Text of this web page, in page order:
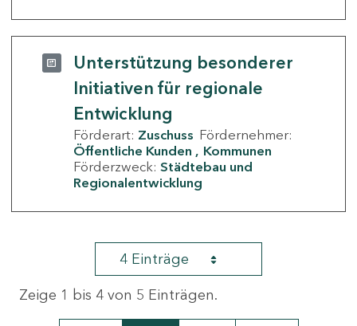
Unterstützung besonderer
Initiativen für regionale
Entwicklung
Förderart: Zuschuss Fördernehmer:
Öffentliche Kunden
Kommunen
Förderzweck: Städtebau und
Regionalentwicklung
4 Einträge
Zeige 1 bis 4 von 5 Einträgen.